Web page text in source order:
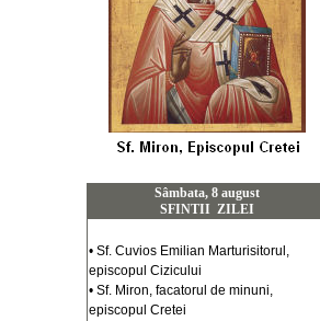
Sâmbata, 8 august
SFINTII ZILEI
• Sf. Cuvios Emilian Marturisitorul,
episcopul Cizicului
• Sf. Miron, facatorul de minuni,
episcopul Cretei